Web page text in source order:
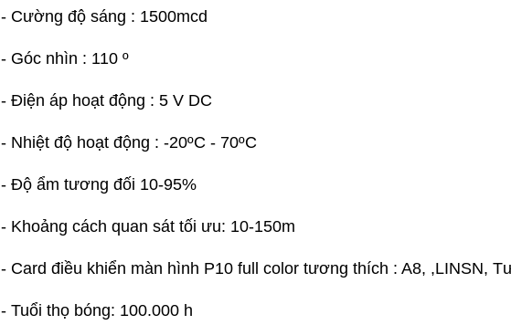
- Cường độ sáng : 1500mcd
- Góc nhìn : 110 º
- Điện áp hoạt động : 5 V DC
- Nhiệt độ hoạt động : -20ºC - 70ºC
- Độ ẩm tương đối 10-95%
- Khoảng cách quan sát tối ưu: 10-150m
- Card điều khiển màn hình P10 full color tương thích : A8, ,LINSN,
- Tuổi thọ bóng: 100.000 h